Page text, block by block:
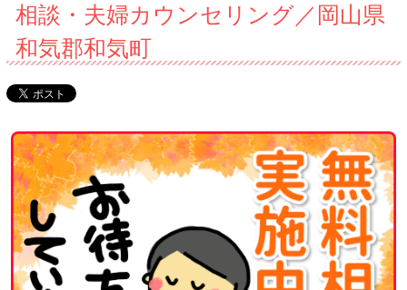
相談・夫婦カウンセリング／岡山県
和気郡和気町